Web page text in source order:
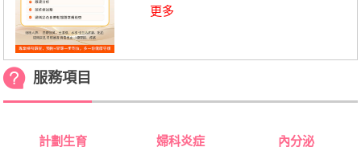
更多
服務項目
計劃生育 婦科炎症 內分泌